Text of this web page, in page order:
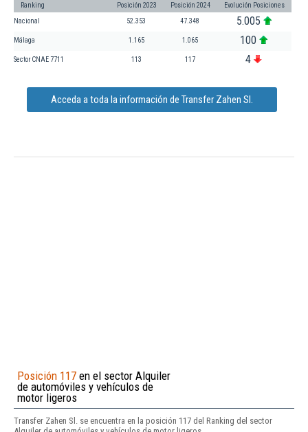
Ranking Posición 2023 Posición 2024 Evolución Posiciones
Nacional 52.353 47.348 5.005
Málaga 1.165 1.065 100
Sector CNAE 7711 113 117 4
Acceda a toda la información de Transfer Zahen Sl.
Posición 117 en el sector Alquiler
de automóviles y vehículos de
motor ligeros
Transfer Zahen Sl. se encuentra en la posición 117 del Ranking del sector